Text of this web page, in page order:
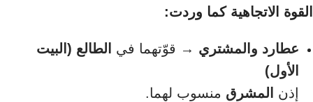
القوة الاتجاهية كما وردت:
عطارد والمشتري → قوّتهما في
الطالع (البيت
الأول)
إذن
المشرق منسوب لهما.